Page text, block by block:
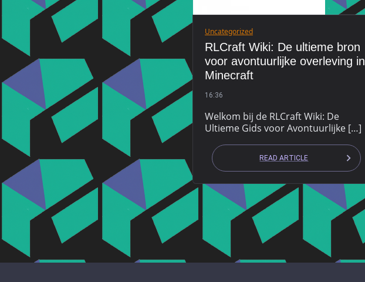
Uncategorized
RLCraft Wiki: De ultieme bron
voor avontuurlijke overleving in
Minecraft
16:36
Welkom bij de RLCraft Wiki: De
Ultieme Gids voor Avontuurlijke […]
READ ARTICLE